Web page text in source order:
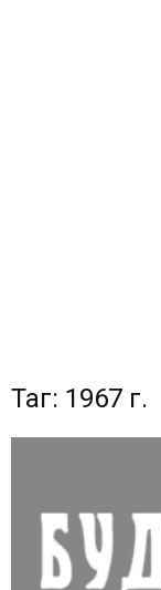
Таг: 1967 г.